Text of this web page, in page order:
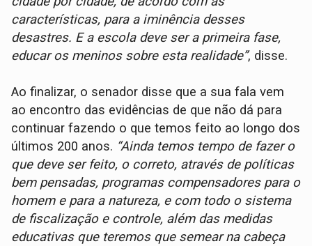
características, para a iminência desses
desastres. E a escola deve ser a primeira fase,
educar os meninos sobre esta realidade”, disse.
Ao finalizar, o senador disse que a sua fala vem
ao encontro das evidências de que não dá para
continuar fazendo o que temos feito ao longo dos
últimos 200 anos. “Ainda temos tempo de fazer o
que deve ser feito, o correto, através de políticas
bem pensadas, programas compensadores para o
homem e para a natureza, e com todo o sistema
de fiscalização e controle, além das medidas
educativas que teremos que semear na cabeça